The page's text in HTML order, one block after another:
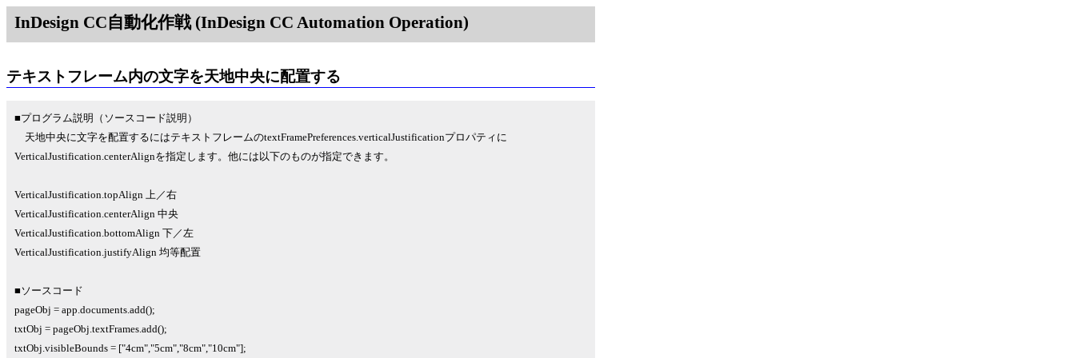
InDesign CC自動化作戦 (InDesign CC Automation Operation)
テキストフレーム内の文字を天地中央に配置する
■プログラム説明（ソースコード説明）
天地中央に文字を配置するにはテキストフレームのtextFramePreferences.verticalJustificationプロパティに
VerticalJustification.centerAlignを指定します。他には以下のものが指定できます。
VerticalJustification.topAlign 上／右
VerticalJustification.centerAlign 中央
VerticalJustification.bottomAlign 下／左
VerticalJustification.justifyAlign 均等配置
■ソースコード
pageObj = app.documents.add();
txtObj = pageObj.textFrames.add();
txtObj.visibleBounds = ["4cm","5cm","8cm","10cm"];